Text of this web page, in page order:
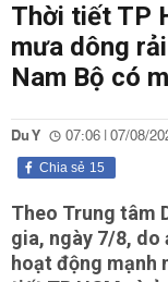
Thời tiết TP
mưa dông
Nam Bộ có
Du Y 07:06 | 07/08/
15
Chia sẻ
Theo Trung tâm
gia, ngày 7/8, do
hoạt động mạnh